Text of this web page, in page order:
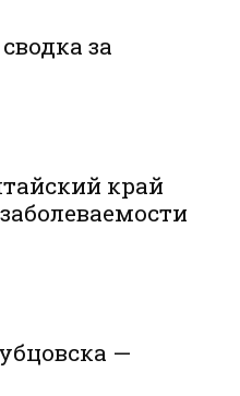
за
край
—